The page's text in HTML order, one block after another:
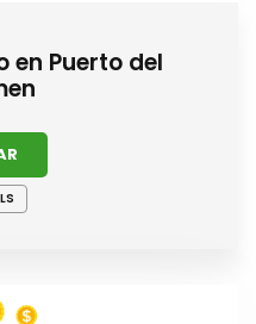
en Puerto del